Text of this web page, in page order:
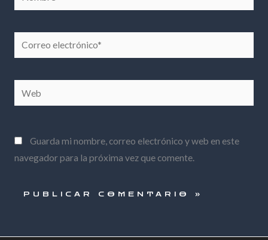
Correo
electrónico*
Web
Guarda mi nombre, correo electrónico y web en este
navegador para la próxima vez que comente.